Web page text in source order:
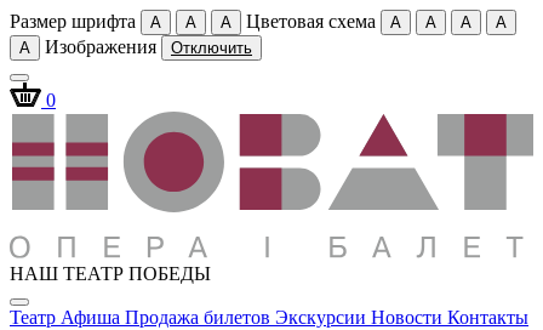
Размер шрифта A A A Цветовая схема A A A
A
A
Изображения Отключить
0
НАШ ТЕАТР ПОБЕДЫ
Театр Афиша Продажа билетов Экскурсии Новости Контакты